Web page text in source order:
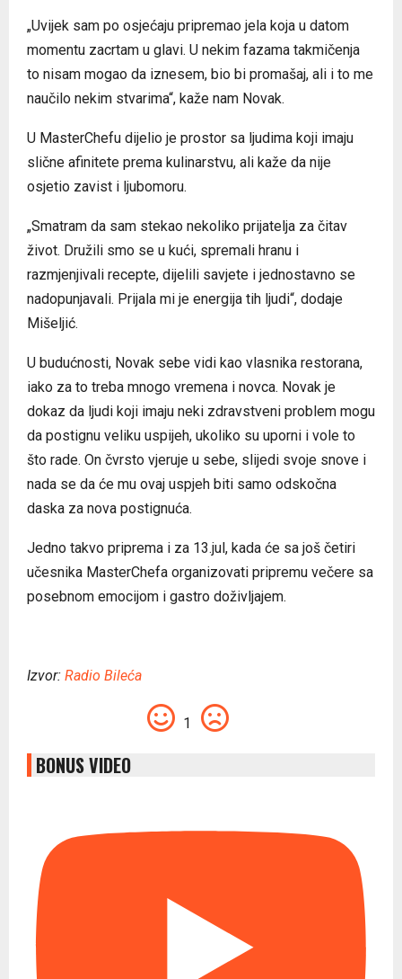
„Uvijek sam po osjećaju pripremao jela koja u datom
momentu zacrtam u glavi. U nekim fazama takmičenja
to nisam mogao da iznesem, bio bi promašaj, ali i to me
naučilo nekim stvarima“, kaže nam Novak.
U MasterChefu dijelio je prostor sa ljudima koji imaju
slične afinitete prema kulinarstvu, ali kaže da nije
osjetio zavist i ljubomoru.
„Smatram da sam stekao nekoliko prijatelja za čitav
život. Družili smo se u kući, spremali hranu i
razmjenjivali recepte, dijelili savjete i jednostavno se
nadopunjavali. Prijala mi je energija tih ljudi“, dodaje
Mišeljić.
U budućnosti, Novak sebe vidi kao vlasnika restorana,
iako za to treba mnogo vremena i novca. Novak je
dokaz da ljudi koji imaju neki zdravstveni problem mogu
da postignu veliku uspijeh, ukoliko su uporni i vole to
što rade. On čvrsto vjeruje u sebe, slijedi svoje snove i
nada se da će mu ovaj uspjeh biti samo odskočna
daska za nova postignuća.
Jedno takvo priprema i za 13.jul, kada će sa još četiri
učesnika MasterChefa organizovati pripremu večere sa
posebnom emocijom i gastro doživljajem.
Izvor: Radio Bileća
1
BONUS VIDEO